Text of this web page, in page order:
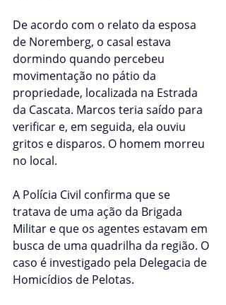
De acordo com o relato da esposa
de Noremberg, o casal estava
dormindo quando percebeu
movimentação no pátio da
propriedade, localizada na Estrada
da Cascata. Marcos teria saído para
verificar e, em seguida, ela ouviu
gritos e disparos. O homem morreu
no local.
A Polícia Civil confirma que se
tratava de uma ação da Brigada
Militar e que os agentes estavam em
busca de uma quadrilha da região. O
caso é investigado pela Delegacia de
Homicídios de Pelotas.